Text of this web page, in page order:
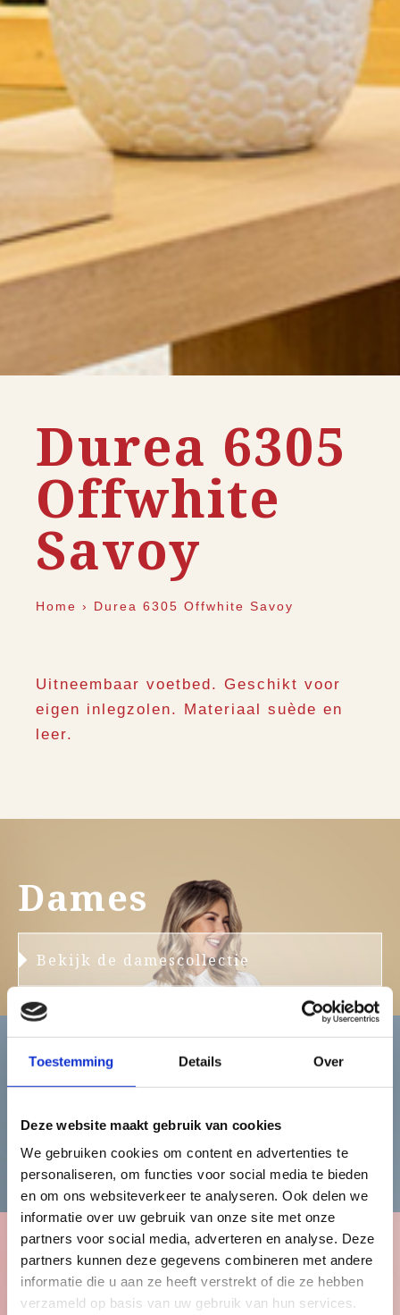
Toestemming Details Over
Deze website maakt gebruik van cookies
We gebruiken cookies om content en advertenties te
personaliseren, om functies voor social media te bieden
en om ons websiteverkeer te analyseren. Ook delen we
informatie over uw gebruik van onze site met onze
partners voor social media, adverteren en analyse. Deze
partners kunnen deze gegevens combineren met andere
informatie die u aan ze heeft verstrekt of die ze hebben
verzameld op basis van uw gebruik van hun services.
Durea 6305
Offwhite
Savoy
Home › Durea 6305 Offwhite Savoy
Uitneembaar voetbed. Geschikt voor
eigen inlegzolen. Materiaal suède en
leer.
Dames
Bekijk de damescollectie
Heren
Bekijk de herencollectie
Kinderen